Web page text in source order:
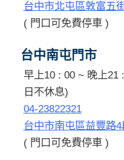
台中市北屯區敦富五
( 門口可免費停車 )
台中南屯門市
早上10 : 00 ~ 晚上21
日不休息)
04-23822321
台中市南屯區益豐路4
( 門口可免費停車 )